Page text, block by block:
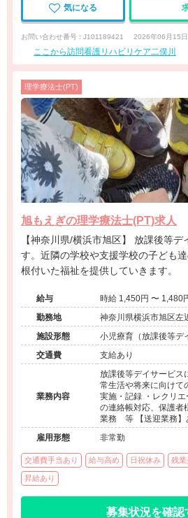
気になる
お問い合わせ番号 : J101189421 2026年06月15
ここから訪問看護リハビリケア二俣川
理学療法士(PT)
旭もえぎの理学療法士(PT)求人
【神奈川県/横浜市旭区】 放課後等デイサービスでのお仕事で
す。近隣の学校や支援学校の子ども
根付いた福祉を提供していきます。
給与
時給 1,450円 〜
勤務地
神奈川県横浜市旭区
11-105
施設形態
小児療育（放課後等デ
交通費
支給あり
業務内容
放課後等デイサービス
常生活や将来に向けて
実施・記録 ・レクリ
の連絡帳対応、保護者
業務 等 【送迎業務】
雇用形態
非常勤
交通費手当あり 給与高め 日祝休み 残業
昇給あり
募集状況を確認